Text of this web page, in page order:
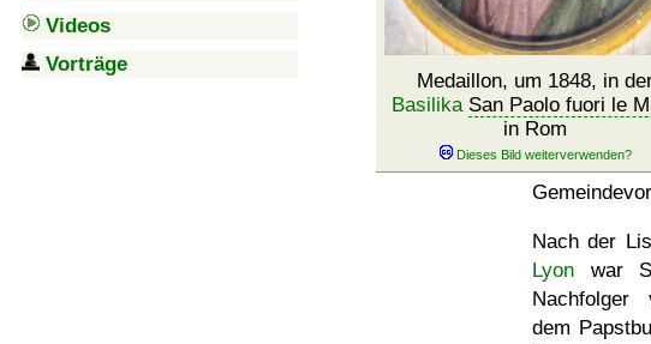
Videos
Vorträge
Medaillon, um 1848, in
Basilika San Paolo fuori le
in Rom
Nach der
Lyon war
Nachfolger
dem